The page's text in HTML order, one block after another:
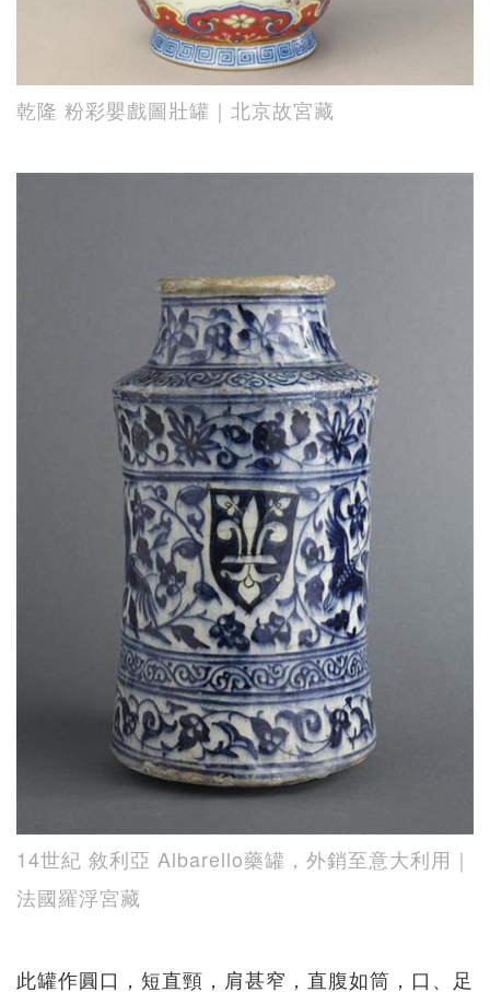
乾隆 粉彩嬰戲圖壯罐｜北京故宮藏
14世紀 敘利亞 Albarello藥罐，外銷至意大利用｜
法國羅浮宮藏
此罐作圓口，短直頸，肩甚窄，直腹如筒，口、足